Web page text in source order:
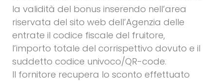
la validità del bonus inserendo nell’area
riservata del sito web dell’Agenzia delle
entrate il codice fiscale del fruitore,
l’importo totale del corrispettivo dovuto e il
suddetto codice univoco/QR-code.
Il fornitore recupera lo sconto effettuato